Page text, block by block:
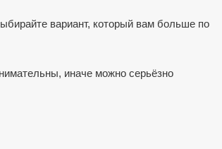
вариант, который вам больше по
иначе можно серьёзно